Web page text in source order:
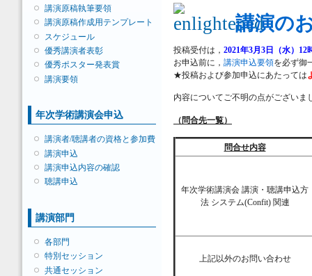
講演原稿執筆要領
講演原稿作成用テンプレート
スケジュール
優秀講演者表彰
優秀ポスター発表賞
講演要領
年次学術講演会申込
講演者/聴講者の資格と参加費
講演申込
講演申込内容の確認
聴講申込
講演部門
各部門
特別セッション
共通セッション
講演の
投稿受付は， 2021年3月3日（水）12
お申込前に， 講演申込要領を必ず御
★投稿および参加申込にあたっては
内容についてご不明の点がござい
（問合先一覧）
問合せ内容
年次学術講演会 講演・聴講申込方
法 システム(Confit) 関連
上記以外のお問い合わせ